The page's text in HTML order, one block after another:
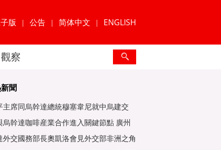
版 | 公告 | 简体中文 | ENGLISH
觀察
聞
主席同烏幹達總統穆塞韋尼就中烏建交
互緻
烏幹達咖啡産業合作進入關鍵節點 廣州
重
外交國務部長奧凱洛會見外交部非洲之角